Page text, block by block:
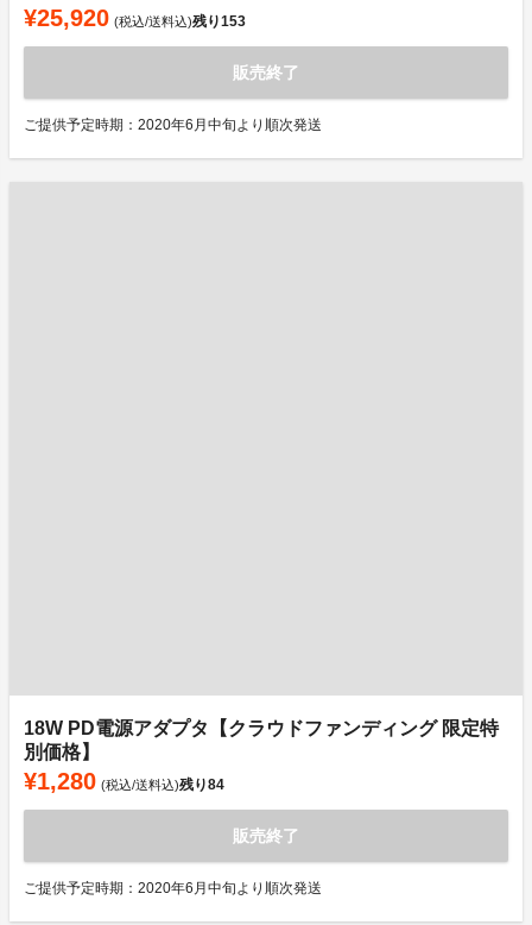
¥25,920 (税込/送料込)残り153
販売終了
ご提供予定時期：2020年6月中旬より順次発送
18W PD電源アダプタ【クラウドファンディング 限定特
別価格】
¥1,280 (税込/送料込)残り84
販売終了
ご提供予定時期：2020年6月中旬より順次発送